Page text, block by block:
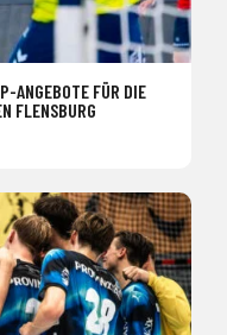
ANGEBOTE FÜR DIE
FLENSBURG